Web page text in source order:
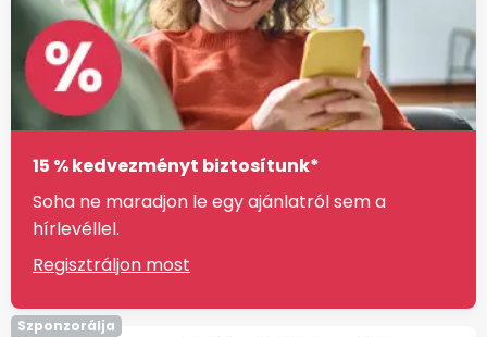
15 % kedvezményt biztosítunk*
Soha ne maradjon le egy ajánlatról sem a
hírlevéllel.
Regisztráljon most
Szponzorálja